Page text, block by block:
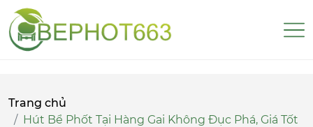
Trang chủ
Hút Bể Phốt Tại Hàng Gai Không Đục Phá, Giá Tốt